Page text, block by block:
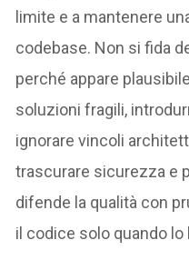
limite e a mantenere
codebase. Non si fida
perché appare
soluzioni fragili,
ignorare vincoli
trascurare sicurezza e
difende la qualità con
il codice solo quando lo